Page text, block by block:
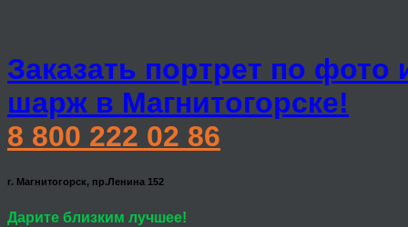
Заказать портрет по фото
шарж в Магнитогорске!
8 800 222 02 86
г. Магнитогорск, пр.Ленина 152
Дарите близким лучшее!